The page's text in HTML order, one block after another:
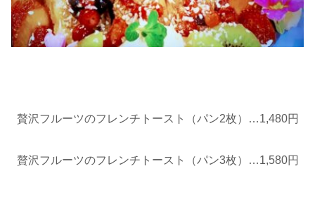
贅沢フルーツのフレンチトースト（パン2枚）…1,480円
贅沢フルーツのフレンチトースト（パン3枚）…1,580円